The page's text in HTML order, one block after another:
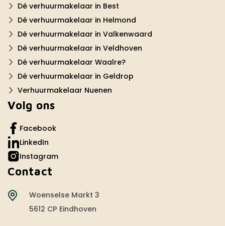
Dé verhuurmakelaar in Best
Dé verhuurmakelaar in Helmond
Dé verhuurmakelaar in Valkenwaard
Dé verhuurmakelaar in Veldhoven
Dé verhuurmakelaar Waalre?
Dé verhuurmakelaar in Geldrop
Verhuurmakelaar Nuenen
Volg ons
Facebook
LinkedIn
Instagram
Contact
Woenselse Markt 3
5612 CP Eindhoven